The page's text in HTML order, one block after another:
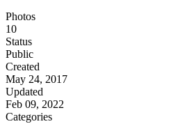
Photos
10
Status
Public
Created
May 24, 2017
Updated
Feb 09, 2022
Categories